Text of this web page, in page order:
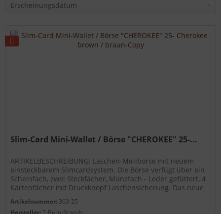
Slim-Card Mini-Wallet / Börse "CHEROKEE" 25-...
ARTIKELBESCHREIBUNG: Laschen-Minibörse mit neuem
einsteckbarem Slimcardsystem. Die Börse verfügt über ein
Scheinfach, zwei Steckfächer, Münzfach - Leder gefüttert, 4
Kartenfächer mit Druckknopf Laschensicherung. Das neue
Artikelnummer: 363-25